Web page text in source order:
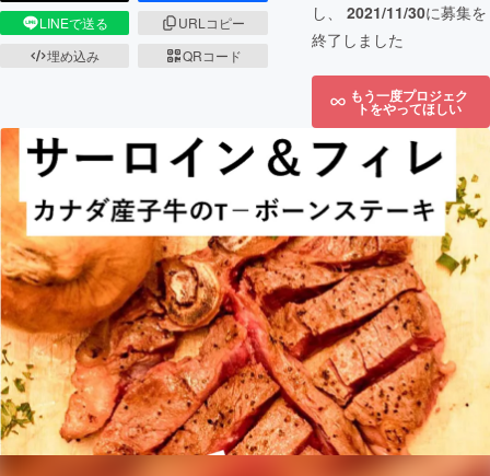
LINEで送る
URLコピー
埋め込み
QRコード
し、 2021/11/30に募集を
終了しました
もう一度プロジェク
トをやってほしい